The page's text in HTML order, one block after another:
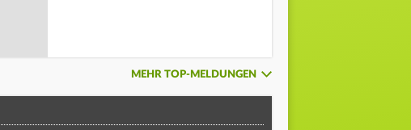
MEHR TOP-MELDUNGEN